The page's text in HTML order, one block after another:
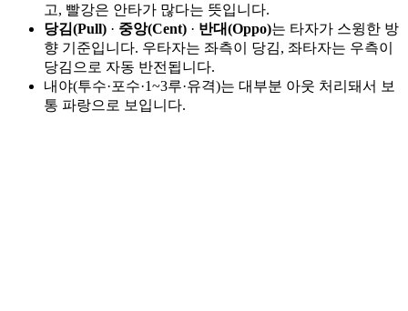
고, 빨강은 안타가 많다는 뜻입니다.
당김(Pull) · 중앙(Cent) · 반대(Oppo)는 타자가 스윙한 방
향 기준입니다. 우타자는 좌측이 당김, 좌타자는 우측이
당김으로 자동 반전됩니다.
내야(투수·포수·1~3루·유격)는 대부분 아웃 처리돼서 보
통 파랑으로 보입니다.